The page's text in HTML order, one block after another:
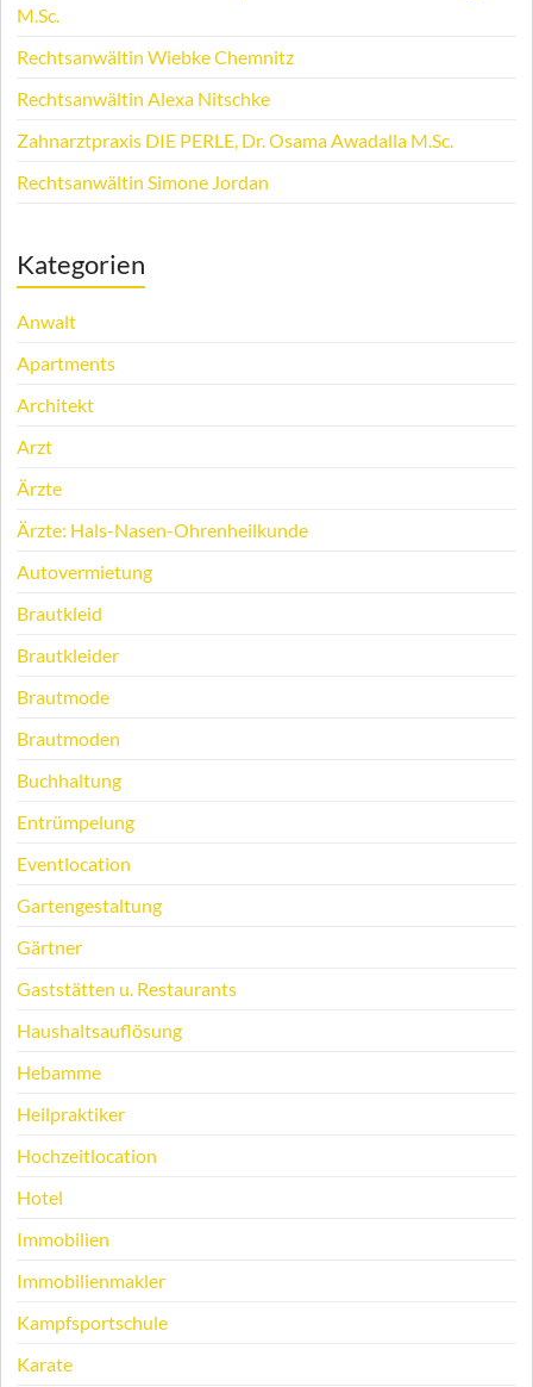
M.Sc.
Rechtsanwältin Wiebke Chemnitz
Rechtsanwältin Alexa Nitschke
Zahnarztpraxis DIE PERLE, Dr. Osama Awadalla M.Sc.
Rechtsanwältin Simone Jordan
Kategorien
Anwalt
Apartments
Architekt
Arzt
Ärzte
Ärzte: Hals-Nasen-Ohrenheilkunde
Autovermietung
Brautkleid
Brautkleider
Brautmode
Brautmoden
Buchhaltung
Entrümpelung
Eventlocation
Gartengestaltung
Gärtner
Gaststätten u. Restaurants
Haushaltsauflösung
Hebamme
Heilpraktiker
Hochzeitlocation
Hotel
Immobilien
Immobilienmakler
Kampfsportschule
Karate